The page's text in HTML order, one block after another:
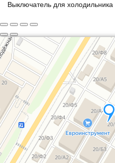
Выключатель для холодильника